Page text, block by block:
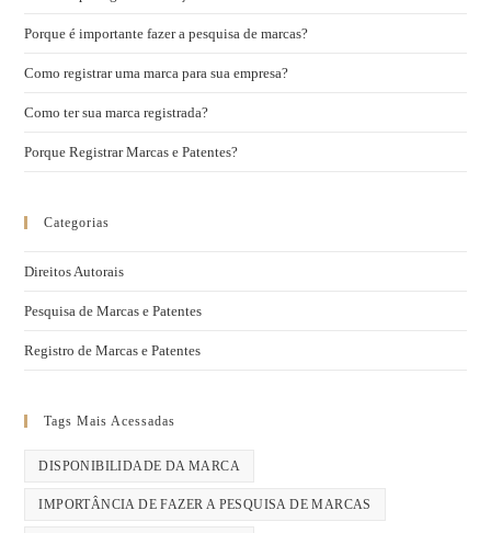
Porque é importante fazer a pesquisa de marcas?
Como registrar uma marca para sua empresa?
Como ter sua marca registrada?
Porque Registrar Marcas e Patentes?
Categorias
Direitos Autorais
Pesquisa de Marcas e Patentes
Registro de Marcas e Patentes
Tags Mais Acessadas
DISPONIBILIDADE DA MARCA
IMPORTÂNCIA DE FAZER A PESQUISA DE MARCAS